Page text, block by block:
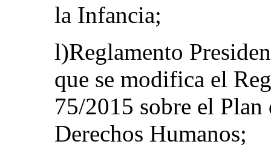
la Infancia;
l)Reglamento
que se modifica el
75/2015 sobre el
Derechos Humanos;